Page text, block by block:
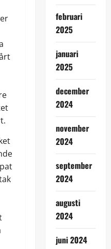
februari
2025
januari
2025
december
2024
november
2024
september
2024
augusti
2024
juni 2024